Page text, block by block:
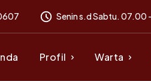
Senin s.d Sabtu. 07.00
Profil Warta